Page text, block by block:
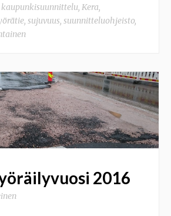
kaupunkisuunnittelu, Kera,
, sujuvuus, suunnitteluohjeisto,
2016